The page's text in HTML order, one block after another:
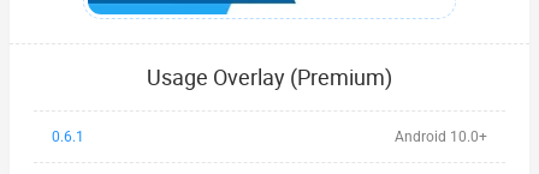
Usage Overlay (Premium)
0.6.1 Android 10.0+